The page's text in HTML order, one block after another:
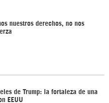
nuestros derechos, no nos
de Trump: la fortaleza de una
EEUU